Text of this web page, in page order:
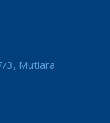
3, Mutiara